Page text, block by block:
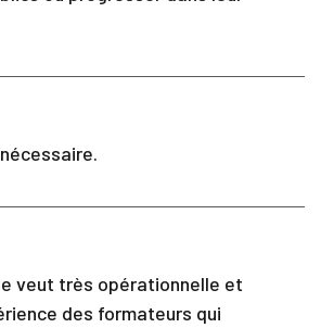
veut très opérationnelle et
des formateurs qui